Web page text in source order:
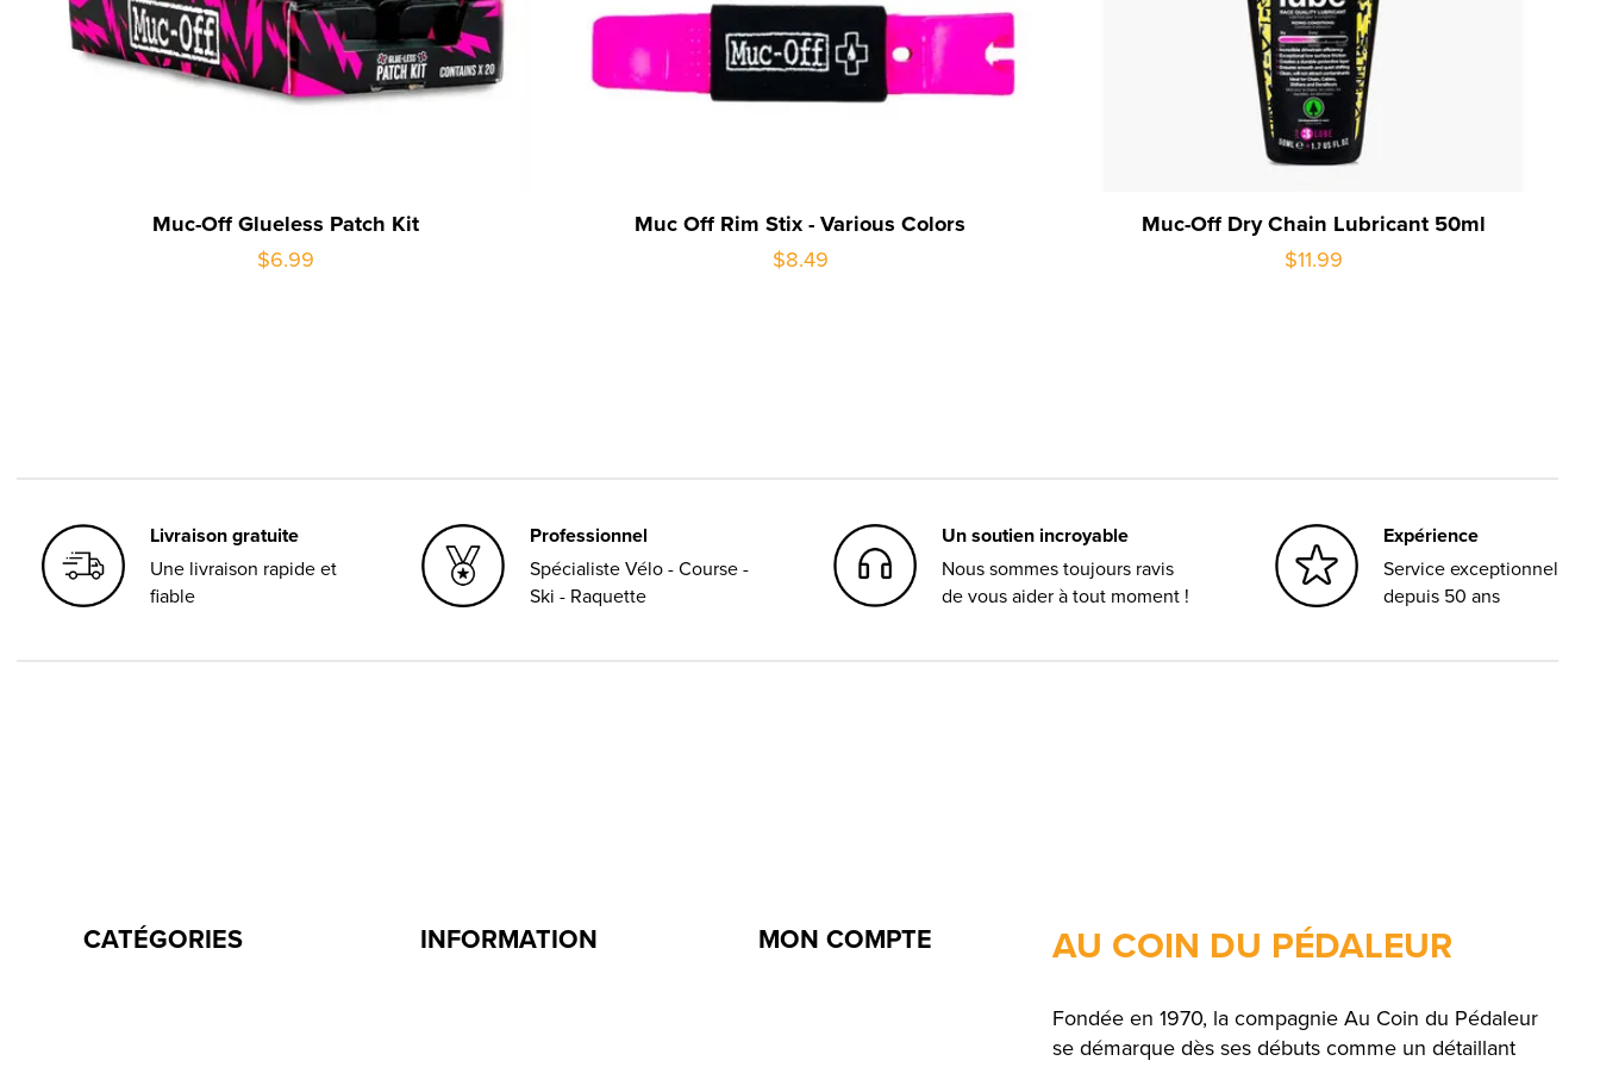
Muc-Off Glueless Patch Kit
$6.99
Muc Off Rim Stix - Various Colors
$8.49
Muc-Off Dry Chain Lubricant 50ml
$11.99
Livraison gratuite
Une livraison rapide et
fiable
Professionnel
Spécialiste Vélo - Course -
Ski - Raquette
Un soutien incroyable
Nous sommes toujours ravis
de vous aider à tout moment !
Expérience
Service exceptionnel
depuis 50 ans
CATÉGORIES INFORMATION MON COMPTE AU COIN DU PÉDALEUR
Fondée en 1970, la compagnie Au Coin du Pédaleur
se démarque dès ses débuts comme un détaillant